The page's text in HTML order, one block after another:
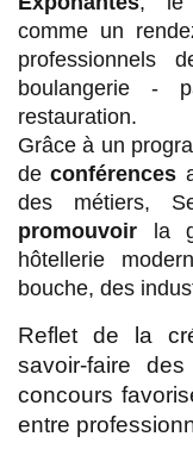
comme un
professionnels
boulangerie -
restauration.
Grâce à un
deconférences
des métiers,
promouvoir la
hôtellerie
bouche, des
Reflet de la
savoir-faire
concours
entre